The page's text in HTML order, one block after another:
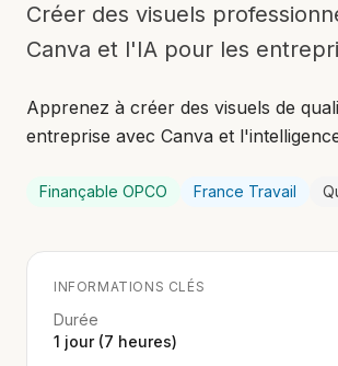
Créer des visuels
Canva et l'IA pour les
Apprenez à créer des visuels de
entreprise avec Canva et
Finançable OPCO France Travail
INFORMATIONS CLÉS
Durée
1 jour (7 heures)